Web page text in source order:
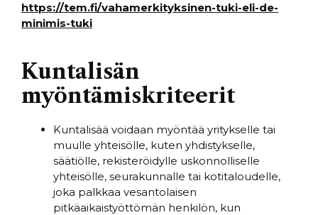
https://tem.fi/vahamerkityksinen-tuki-eli-de-
minimis-tuki
Kuntalisän
myöntämiskriteerit
Kuntalisää voidaan myöntää yritykselle tai
muulle yhteisölle, kuten yhdistykselle,
säätiölle, rekisteröidylle uskonnolliselle
yhteisölle, seurakunnalle tai kotitaloudelle,
joka palkkaa vesantolaisen
pitkäaikaistyöttömän henkilön, kun